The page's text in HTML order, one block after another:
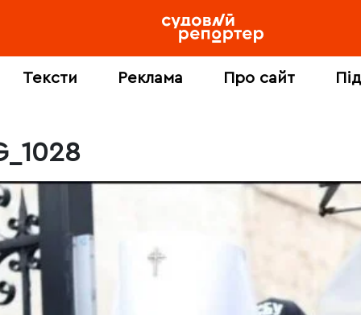
Тексти Реклама Про сайт